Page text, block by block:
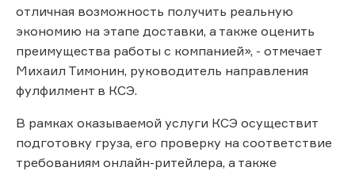
отличная возможность получить реальную
экономию на этапе доставки, а также оценить
преимущества работы с компанией», - отмечает
Михаил Тимонин, руководитель направления
фулфилмент в КСЭ.
В рамках оказываемой услуги КСЭ осуществит
подготовку груза, его проверку на соответствие
требованиям онлайн-ритейлера, а также